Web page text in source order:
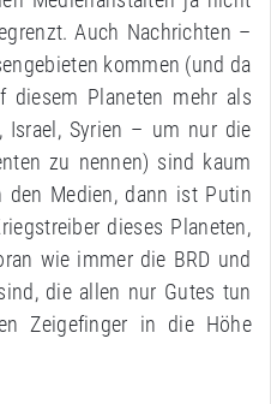
Auch Nachrichten –
kommen (und da
diesem Planeten mehr als
Israel, Syrien – um nur die
zu nennen) sind kaum
Medien, dann ist Putin
dieses Planeten,
wie immer die BRD und
die allen nur Gutes tun
Zeigefinger in die Höhe